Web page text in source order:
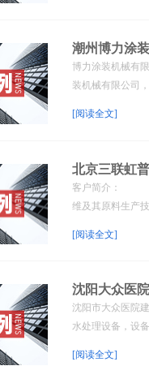
潮州博力涂
博力涂装机械有
装机械有限公司
[阅读全文]
北京三联虹
客户简介：
维及其原料生产
[阅读全文]
沈阳大众医
沈阳市大众医院
水处理设备，设
[阅读全文]